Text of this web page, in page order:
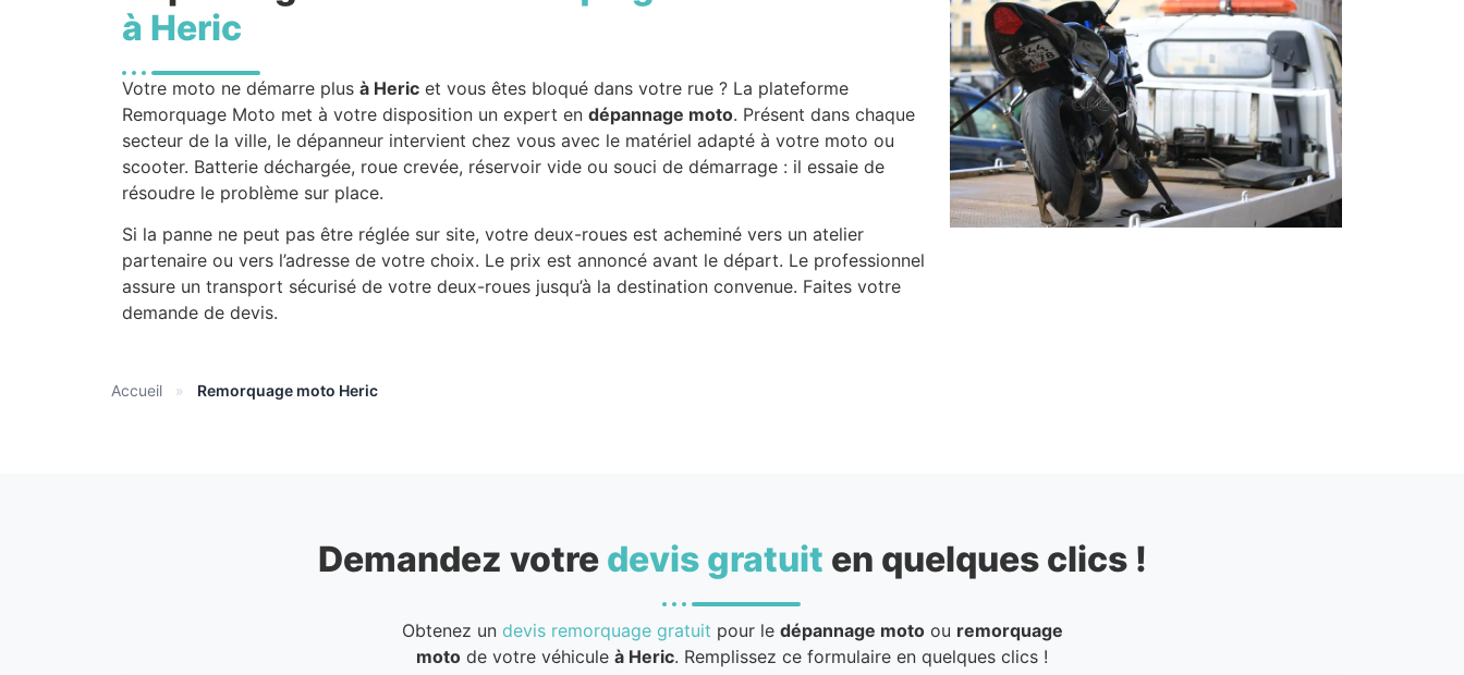
à Heric
Votre moto ne démarre plus à Heric et vous êtes bloqué dans votre rue ? La plateforme
Remorquage Moto met à votre disposition un expert en dépannage moto. Présent dans chaque
secteur de la ville, le dépanneur intervient chez vous avec le matériel adapté à votre moto ou
scooter. Batterie déchargée, roue crevée, réservoir vide ou souci de démarrage : il essaie de
résoudre le problème sur place.
Si la panne ne peut pas être réglée sur site, votre deux-roues est acheminé vers un atelier
partenaire ou vers l’adresse de votre choix. Le prix est annoncé avant le départ. Le professionnel
assure un transport sécurisé de votre deux-roues jusqu’à la destination convenue. Faites votre
demande de devis.
Accueil » Remorquage moto Heric
Demandez votre devis gratuit en quelques clics !
Obtenez un devis remorquage gratuit pour le dépannage motoou remorquage
moto de votre véhicule à Heric. Remplissez ce formulaire en quelques clics !